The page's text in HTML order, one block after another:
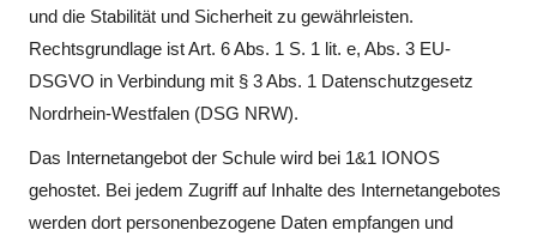
und die Stabilität und Sicherheit zu gewährleisten.
Rechtsgrundlage ist Art. 6 Abs. 1 S. 1 lit. e, Abs. 3 EU-
DSGVO in Verbindung mit § 3 Abs. 1 Datenschutzgesetz
Nordrhein-Westfalen (DSG NRW).
Das Internetangebot der Schule wird bei 1&1 IONOS
gehostet. Bei jedem Zugriff auf Inhalte des Internetangebotes
werden dort personenbezogene Daten empfangen und